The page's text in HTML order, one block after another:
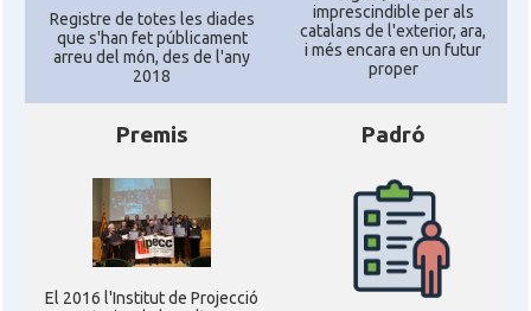
Units i Canadà (Washington)
Consolat Consolat general a Boston
Consolat Consolat general a Chicago
Consolat Consolat general a Houston
Consolat general a Los Angeles
Registre de totes les diades
que s'han fet públicament
arreu del món, des de l'any
2018
imprescindible per als
catalans de l'exterior, ara,
i més encara en un futur
proper
Premis
El 2016 l'Institut de Projecció
Padró